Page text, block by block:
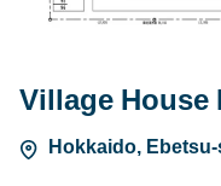
Village
Hokkaido,